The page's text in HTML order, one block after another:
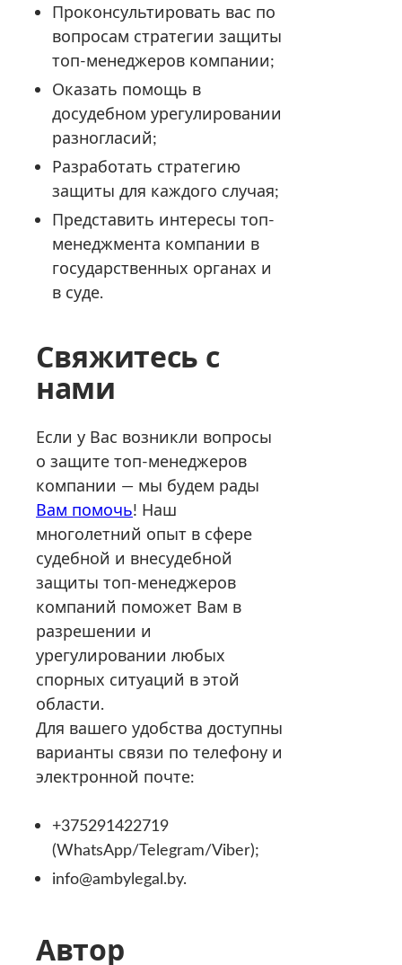
Проконсультировать вас по
вопросам стратегии защиты
топ-менеджеров компании;
Оказать помощь в
досудебном урегулировании
разногласий;
Разработать стратегию
защиты для каждого случая;
Представить интересы топ-
менеджмента компании в
государственных органах и
в суде.
Свяжитесь с
нами
Если у Вас возникли вопросы
о защите топ-менеджеров
компании — мы будем рады
Вам помочь! Наш
многолетний опыт в сфере
судебной и внесудебной
защиты топ-менеджеров
компаний поможет Вам в
разрешении и
урегулировании любых
спорных ситуаций в этой
области.
Для вашего удобства доступны
варианты связи по телефону и
электронной почте:
+375291422719
(WhatsApp/Telegram/Viber);
info@ambylegal.by.
Автор